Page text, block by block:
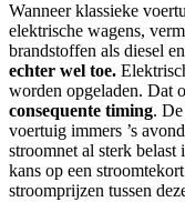
Wanneer klassieke
elektrische wagens,
brandstoffen als diesel
echter wel toe.
worden opgeladen. Dat
consequente timing.
voertuig immers ’s
stroomnet al sterk
kans op een
stroomprijzen tussen